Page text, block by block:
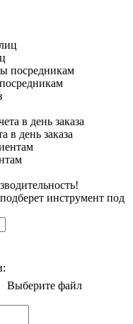
в день заказа
инструмент под
Выберите файл